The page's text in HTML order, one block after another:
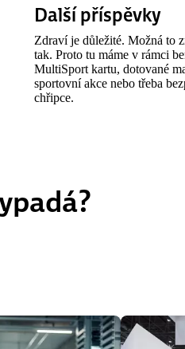
Další příspěvky
Zdraví je důležité. Možná to
tak. Proto tu máme v rámci
MultiSport kartu, dotované
sportovní akce nebo třeba
chřipce.